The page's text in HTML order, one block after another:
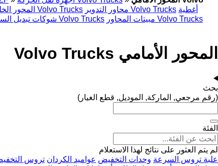
المحور الخلفي Volvo Trucks محاور التدوير Volvo Trucks أغطية
شوكات تبديل السرعة Volvo Trucks
مبيتات المحاور Volvo Trucks
المحور الأمامي Volvo Trucks
بحث
(رقم مرجعي, الماركة, الموديل, قطع الغيار)
الفئة
لم يتم العثور على نتائج لهذا الاستعلام
علبة تروس السرعة وحدات التخفيض عواميد الكردان تروس